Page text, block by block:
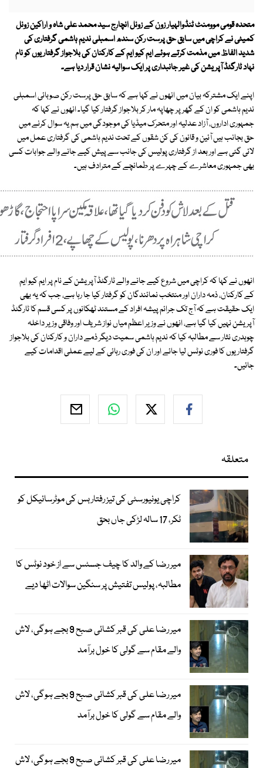
متحدہ قومی موومنٹ ٹنڈوالہیار زون کے زونل انچارج سید محمد علی شاہ و اراکین زونل
کمیٹی نے کراچی میں سابق حق پرست رکن سندھ اسمبلی ندیم ہاشمی گرفتاری کی
شدید الفاظ میں مذمت کرتے ہوئے ایم کیو ایم کے کارکنان کی بلاجواز گرفتاریوں کو نام
نہاد ٹارگٹڈ آپریشن کی غیر جانبداری پر ایک سوالیہ نشان قرار دیا ہے۔
اپنے ایک مشترکہ بیان میں انھوں نے کہا ہے کہ سابق حق پرست رکن صوبائی اسمبلی
ندیم ہاشمی کو ان کے گھر پر چھاپہ مار کر بلاجواز گرفتار کیا گیا۔ انھوں نے کہا کہ
جمہوری اداروں، آزاد عدلیہ اور متحرک میڈیا کی موجودگی میں ہم یہ سوال کرنے میں
حق بجانب ہیں آئین و قانون کی کن شقوں کے تحت ندیم ہاشمی کی گرفتاری عمل میں
لائی گئی ہے اور بعد از گرفتاری پولیس کی جانب سے پیش کیے جانے والے جوابات کسی
بھی جمہوری معاشرے کے چہرے پر طمانچے کے مترادف ہیں۔
انھوں نے کہا کہ کراچی میں شروع کیے جانے والے ٹارگٹڈ آپریشن کے نام پر ایم کیو ایم
کے کارکنان، ذمہ داران اور منتخب نمائندگان کو گرفتار کیا جا رہا ہے، جب کہ یہ بھی
ایک حقیقت ہے کہ آج تک جرائم پیشہ افراد کے مستند ٹھکانوں پر کسی قسم کا ٹارگٹڈ
آپریشن نہیں کیا گیا ہے، انھوں نے وزیر اعظم میاں نواز شریف اور وفاقی وزیر داخلہ
چوہدری نثار سے مطالبہ کیا کہ ندیم ہاشمی سمیت دیگر ذمے داران و کارکنان کی بلاجواز
گرفتاریوں کا فوری نوٹس لیا جائے اور ان کی فوری رہائی کے لیے عملی اقدامات کیے
جائیں۔
متعلقہ
کراچی یونیورسٹی کی تیز رفتار بس کی موٹرسائیکل کو
ٹکر، 17 سالہ لڑکی جاں بحق
میر رضا کے والد کا چیف جسٹس سے از خود نوٹس کا
مطالبہ، پولیس تفتیش پر سنگین سوالات اٹھا دیے
میر رضا علی کی قبر کشائی صبح 9 بجے ہوگی، لاش
والے مقام سے گولی کا خول برآمد
میر رضا علی کی قبر کشائی صبح 9 بجے ہوگی، لاش
والے مقام سے گولی کا خول برآمد
میر رضا علی کی قبر کشائی صبح 9 بجے ہوگی، لاش